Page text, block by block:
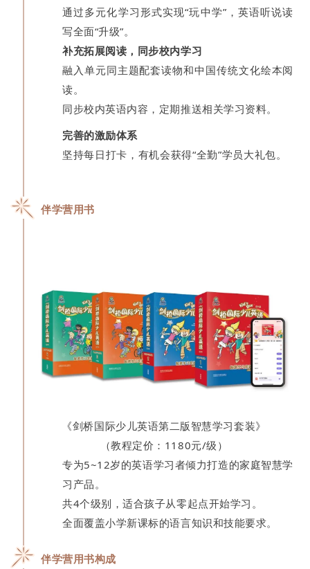
通过多元化学习形式实现“玩中学”，英语听说读
写全面“升级”。
补充拓展阅读，同步校内学习
融入单元同主题配套读物和中国传统文化绘本阅
读。
同步校内英语内容，定期推送相关学习资料。
完善的激励体系
坚持每日打卡，有机会获得“全勤”学员大礼包。
伴学营用书
《剑桥国际少儿英语第二版智慧学习套装》
（教程定价：1180元/级）
专为5~12岁的英语学习者倾力打造的家庭智慧学
习产品。
共4个级别，适合孩子从零起点开始学习。
全面覆盖小学新课标的语言知识和技能要求。
伴学营用书构成